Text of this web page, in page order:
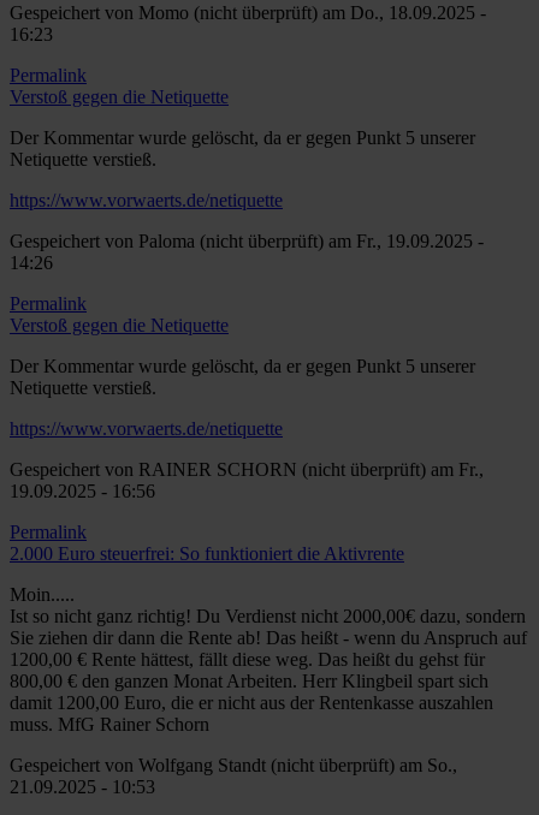
Gespeichert von Momo (nicht überprüft) am Do., 18.09.2025 -
16:23
Permalink
Verstoß gegen die Netiquette
Der Kommentar wurde gelöscht, da er gegen Punkt 5 unserer
Netiquette verstieß.
https://www.vorwaerts.de/netiquette
Gespeichert von Paloma (nicht überprüft) am Fr., 19.09.2025 -
14:26
Permalink
Verstoß gegen die Netiquette
Der Kommentar wurde gelöscht, da er gegen Punkt 5 unserer
Netiquette verstieß.
https://www.vorwaerts.de/netiquette
Gespeichert von RAINER SCHORN (nicht überprüft) am Fr.,
19.09.2025 - 16:56
Permalink
2.000 Euro steuerfrei: So funktioniert die Aktivrente
Moin.....
Ist so nicht ganz richtig! Du Verdienst nicht 2000,00€ dazu, sondern
Sie ziehen dir dann die Rente ab! Das heißt - wenn du Anspruch auf
1200,00 € Rente hättest, fällt diese weg. Das heißt du gehst für
800,00 € den ganzen Monat Arbeiten. Herr Klingbeil spart sich
damit 1200,00 Euro, die er nicht aus der Rentenkasse auszahlen
muss. MfG Rainer Schorn
Gespeichert von Wolfgang Standt (nicht überprüft) am So.,
21.09.2025 - 10:53